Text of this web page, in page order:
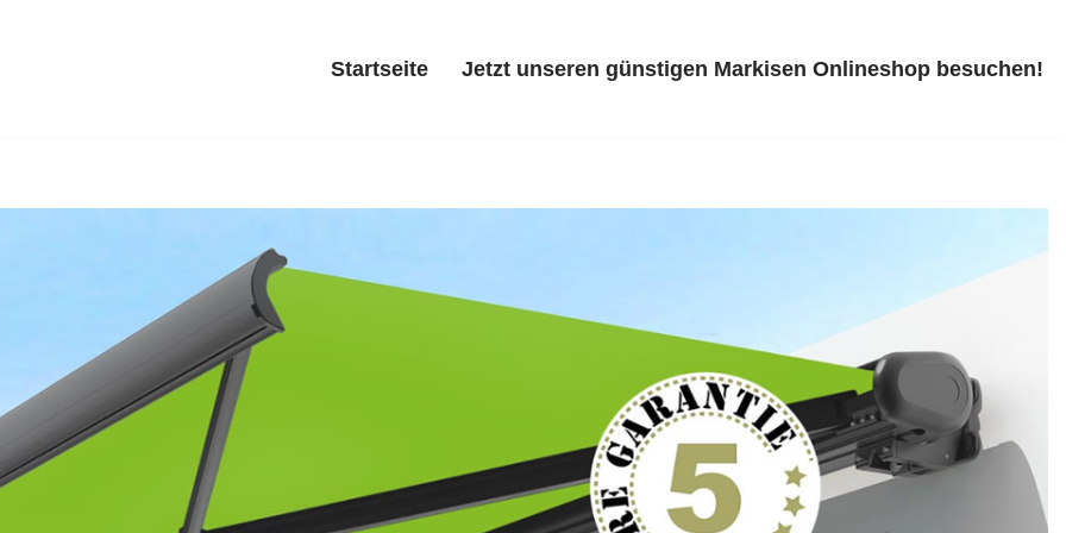
Startseite Jetzt unseren günstigen Markisen Onlineshop besuchen!